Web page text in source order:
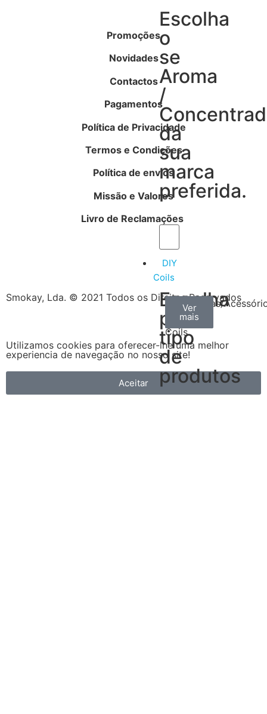
Escolha
o
se
Aroma
/
da
sua
marca
preferida.
DIY
Coils
Escolha
por
tipo
de
produtos
Arame
Coils
Ver
mais
Algodão
Ver
mais
Ferramentas/
Ver
mais
Promoções
Novidades
Contactos
Pagamentos
Política de Privacidade
Termos e Condições
Política de envios
Missão e Valores
Livro de Reclamações
Smokay, Lda. © 2021 Todos os Direitos Reservados
Utilizamos cookies para oferecer-lhe uma melhor
experiencia de navegação no nosso site!
Aceitar